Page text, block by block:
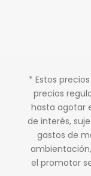
* Estos
precios
hasta agotar
de interés,
gastos de
el promotor